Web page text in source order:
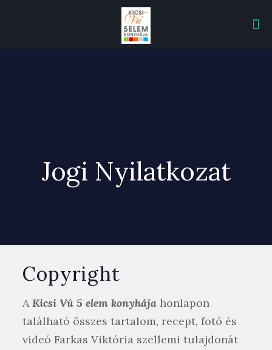
Jogi Nyilatkozat
Copyright
AKicsi Vú 5 elem konyhájahonlapon
található összes tartalom, recept, fotó és
videó Farkas Viktória szellemi tulajdonát